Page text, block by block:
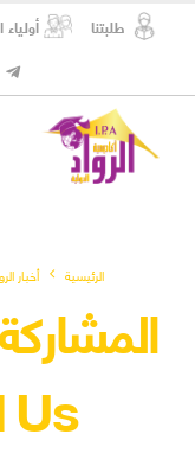
طلبتنا أولياء
الرئيسية أخبار